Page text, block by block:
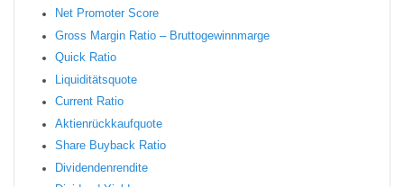
Net Promoter Score
Gro ss Margin Ratio – Bruttogewinnmarge
Quic k Ratio
Liquiditätsquote
Current Ratio
Aktienrückkaufquote
Sha re Buyback Ratio
Dividendenrendite